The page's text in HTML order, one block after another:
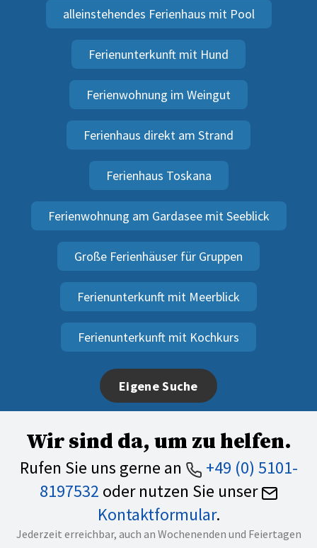
alleinstehendes Ferienhaus mit Pool
Ferienunterkunft mit Hund
Ferienwohnung im Weingut
Ferienhaus direkt am Strand
Ferienhaus Toskana
Ferienwohnung am Gardasee mit Seeblick
Große Ferienhäuser für Gruppen
Ferienunterkunft mit Meerblick
Ferienunterkunft mit Kochkurs
Eigene Suche
Wir sind da, um zu helfen.
Rufen Sie uns gerne an
+49 (0) 5101-
8197532 oder nutzen Sie unser
Kontaktformular.
Jederzeit erreichbar, auch an Wochenenden und Feiertagen